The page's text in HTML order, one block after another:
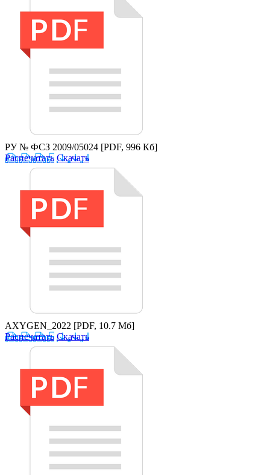
РУ № ФСЗ 2009/05024 [PDF, 996 Кб]
Распечатать Скачать
AXYGEN_2022 [PDF, 10.7 Мб]
Распечатать Скачать